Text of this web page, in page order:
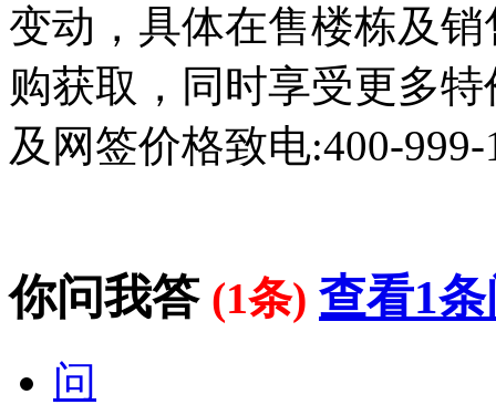
变动，具体在售楼栋及
购获取，同时享受更多
及网签价格致电:400-
你问我答 (1条) 查看1
问